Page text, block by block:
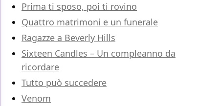
Prima ti sposo, poi ti rovino
Quattro matrimoni e un funerale
Ragazze a Beverly Hills
Sixteen Candles – Un compleanno da
ricordare
Tutto può succedere
Venom